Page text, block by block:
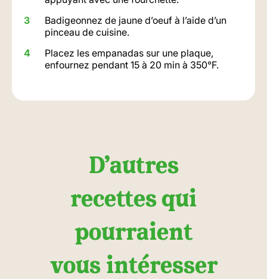
Badigeonnez de jaune d’oeuf à l’aide d’un
pinceau de cuisine.
Placez les empanadas sur une plaque,
enfournez pendant 15 à 20 min à 350°F.
D’autres
recettes qui
pourraient
vous intéresser